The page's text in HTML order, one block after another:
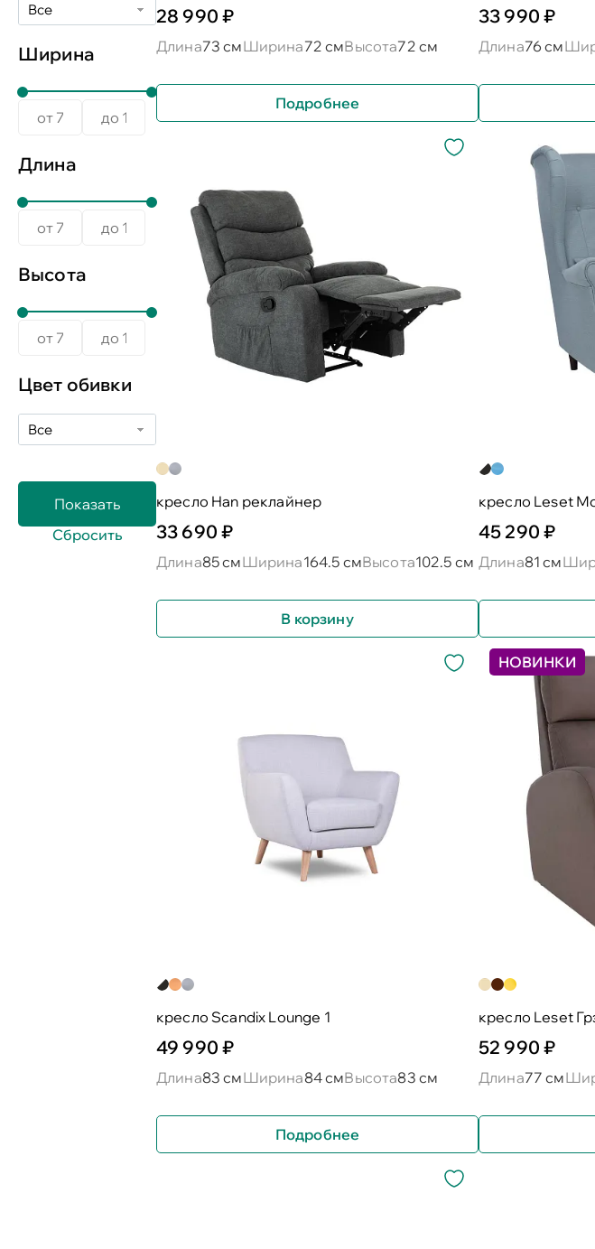
Все
Ширина
Длина
Высота
Цвет обивки
Все
28 990 ₽
Длина73 смШирина72 смВысота72 см
Подробнее
33 990 ₽
Длина76 см
кресло Han реклайнер
33 690 ₽
Длина85 смШирина164.5 смВысота102.5 см
В корзину
кресло Leset
45 290 ₽
Длина81 см
кресло Scandix Lounge 1
49 990 ₽
Длина83 смШирина84 смВысота83 см
Подробнее
НОВИНКИ
кресло Leset
52 990 ₽
Длина77 см